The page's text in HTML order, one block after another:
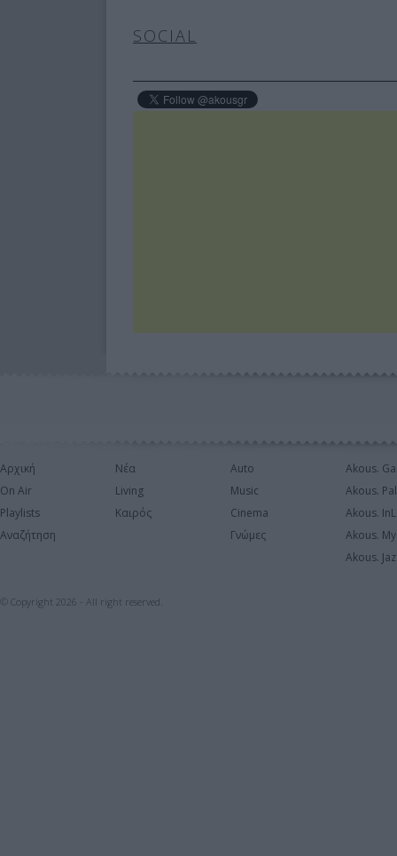
SOCIAL
Αρχική
On Air
Playlists
Αναζήτηση
Νέα
Living
Καιρός
Auto
Music
Cinema
Γνώμες
Akous.
Akous.
Akous.
Akous.
Akous.
© Copyright 2026 - All right reserved.